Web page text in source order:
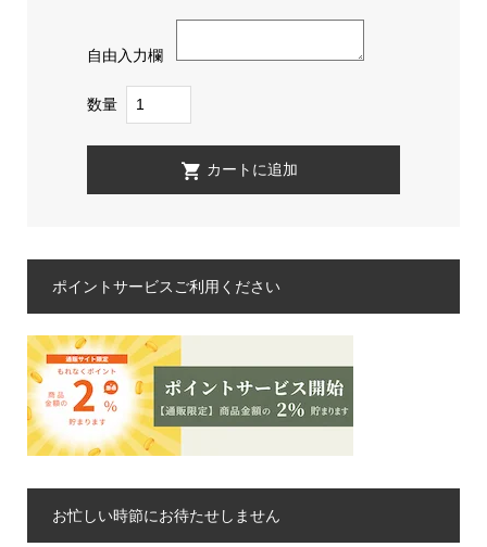
自由入力欄
数量
ポイントサービスご利用ください
お忙しい時節にお待たせしません